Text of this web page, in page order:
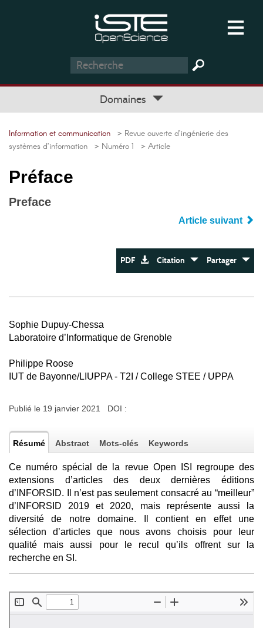
Domaines
Information et communication > Revue ouverte d’ingénierie des
systèmes d’information > Numéro 1 > Article
Préface
Preface
Article suivant
PDF Citation Partager
Sophie Dupuy-Chessa
Laboratoire d’Informatique de Grenoble
Philippe Roose
IUT de Bayonne/LIUPPA - T2I / College STEE / UPPA
Publié le 19 janvier 2021 DOI :
Résumé Abstract Mots-clés Keywords
Ce numéro spécial de la revue Open ISI regroupe des
extensions d’articles des deux dernières éditions
d’INFORSID. Il n’est pas seulement consacré au “meilleur”
d’INFORSID 2019 et 2020, mais représente aussi la
diversité de notre domaine. Il contient en effet une
sélection d’articles que nous avons choisis pour leur
qualité mais aussi pour le recul qu’ils offrent sur la
recherche en SI.